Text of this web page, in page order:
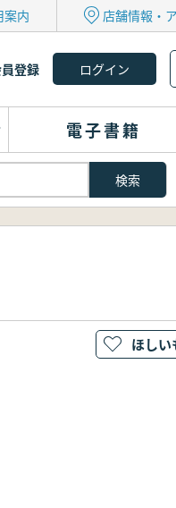
案内 店舗情報・
登録
電子書籍
ほしい